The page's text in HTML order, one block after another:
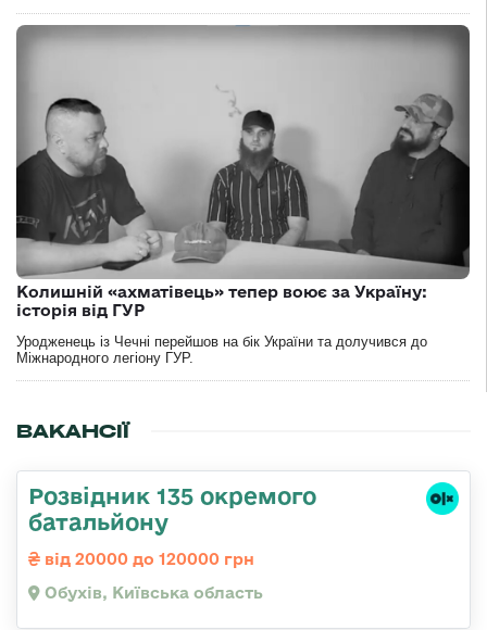
Колишній «ахматівець» тепер воює за Україну:
історія від ГУР
Уродженець із Чечні перейшов на бік України та долучився до
Міжнародного легіону ГУР.
ВАКАНСІЇ
Розвідник 135 окремого
батальйону
від 20000 до 120000 грн
Обухів, Київська область